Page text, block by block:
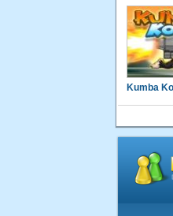
Kumba